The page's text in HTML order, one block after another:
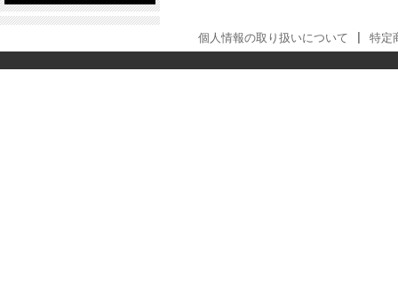
個人情報の取り扱いについて 特定